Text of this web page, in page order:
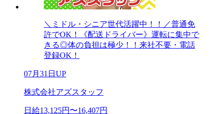
＼ミドル・シニア世代活躍中！！／普通免
許でOK！《配送ドライバー》運転に集中で
きる◎体の負担は極少！！来社不要・電話
登録OK！
07月31日UP
株式会社アズスタッフ
日給13,125円〜16,407円